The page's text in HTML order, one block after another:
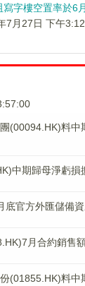
寫字樓空置率於6
7月27日 下午3:12
團(00094.HK)料
中期歸母淨虧損
底官方外匯儲備
月合約銷售
份(01855.HK)料